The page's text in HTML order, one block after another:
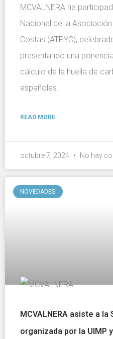
MCVALNERA ha
Nacional de la
Costas (ATPYC),
presentando una
cálculo de la huella de
españoles.
READ MORE
octubre 7, 2024 No hay
NOVEDADES
MCVALNERA asiste a
organizada por la UIMP